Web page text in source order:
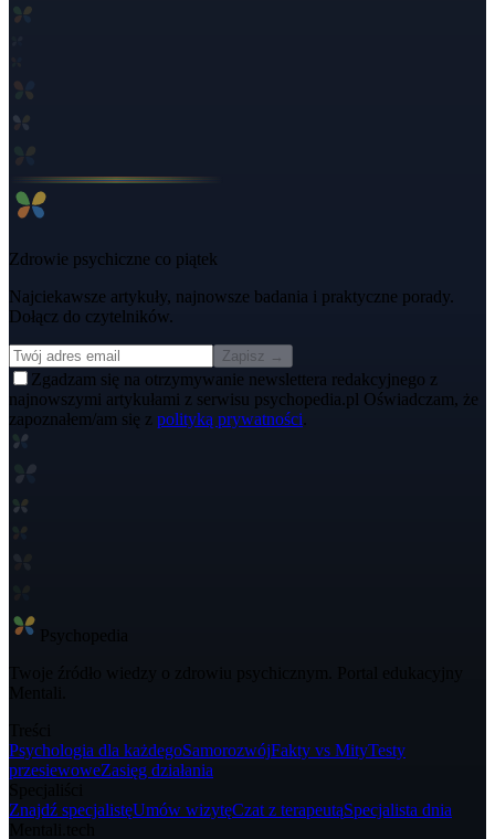
Zdrowie psychiczne co piątek
Najciekawsze artykuły, najnowsze badania i praktyczne porady.
Dołącz do czytelników.
Zapisz →
Zgadzam się na otrzymywanie newslettera redakcyjnego z
najnowszymi artykułami z serwisu psychopedia.pl Oświadczam, że
zapoznałem/am się z polityką prywatności.
Psycho pedia
Psychologia dla każdegoSamorozwójFakty vs MityTesty
przesiewoweZasięg działania
Znajdź specjalistęUmów wizytęCzat z terapeutąSpecjalista dnia